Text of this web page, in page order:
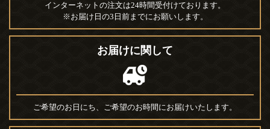
インターネットの注文は24時間受付けております。
※お届け日の3日前までにお願いします。
お届けに関して
ご希望のお日にち、ご希望のお時間にお届けいたします。